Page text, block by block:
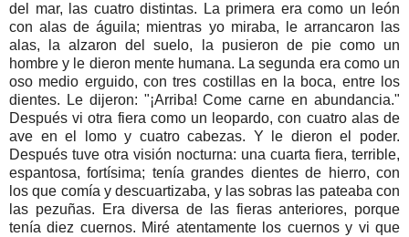
del mar, las cuatro distintas. La primera era como un león
con alas de águila; mientras yo miraba, le arrancaron las
alas, la alzaron del suelo, la pusieron de pie como un
hombre y le dieron mente humana. La segunda era como un
oso medio erguido, con tres costillas en la boca, entre los
dientes. Le dijeron: "¡Arriba! Come carne en abundancia."
Después vi otra fiera como un leopardo, con cuatro alas de
ave en el lomo y cuatro cabezas. Y le dieron el poder.
Después tuve otra visión nocturna: una cuarta fiera, terrible,
espantosa, fortísima; tenía grandes dientes de hierro, con
los que comía y descuartizaba, y las sobras las pateaba con
las pezuñas. Era diversa de las fieras anteriores, porque
tenía diez cuernos. Miré atentamente los cuernos y vi que